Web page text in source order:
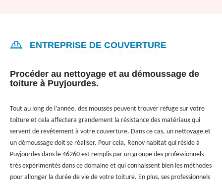
ENTREPRISE DE COUVERTURE
Procéder au nettoyage et au démoussage de
toiture à Puyjourdes.
Tout au long de l’année, des mousses peuvent trouver refuge sur votre
toiture et cela affectera grandement la résistance des matériaux qui
servent de revêtement à votre couverture. Dans ce cas, un nettoyage et
un démoussage doit se réaliser. Pour cela, Renov habitat qui réside à
Puyjourdes dans le 46260 est remplis par un groupe des professionnels
très expérimentés dans ce domaine et qui connaissent bien les méthodes
pour allonger la durée de vie de votre toiture. En plus, ses professionnels